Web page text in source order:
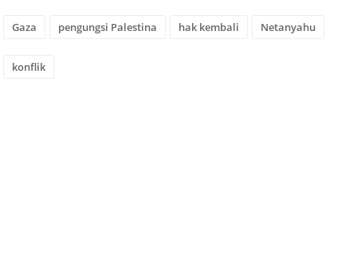
Gaza pengungsi Palestina hak kembali Netanyahu
konflik